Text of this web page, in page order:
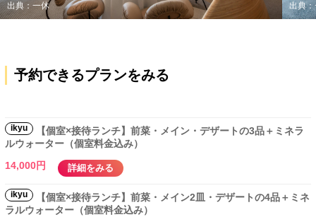
出典：一休 出典
予約できるプランをみる
ikyu
【個室×接待ランチ】前菜・メイン・デザートの3品＋ミネラ
ルウォーター（個室料金込み）
14,000円
詳細をみる
ikyu
【個室×接待ランチ】前菜・メイン2皿・デザートの4品＋ミネ
ラルウォーター（個室料金込み）